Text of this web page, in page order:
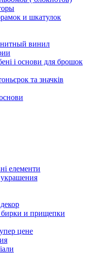
и шкатулок
винил
і основи для брошок
та значків
елементи
бирки и прищепки
цене